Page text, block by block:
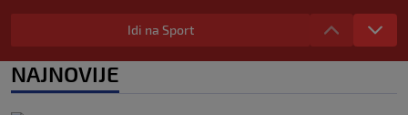
Jakirovićev Hull City doživio prvi poraz
na pripremama, bolji bio Eintracht
Idi na Sport
NAJNOVIJE